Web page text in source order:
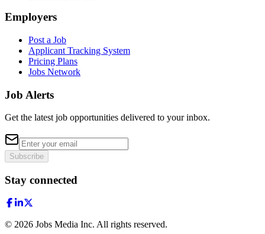
Employers
Post a Job
Applicant Tracking System
Pricing Plans
Jobs Network
Job Alerts
Get the latest job opportunities delivered to your inbox.
Subscribe
Stay connected
© 2026 Jobs Media Inc. All rights reserved.